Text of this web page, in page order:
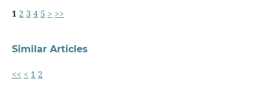
1 2 3 4 5 > >>
Similar Articles
<< < 1 2